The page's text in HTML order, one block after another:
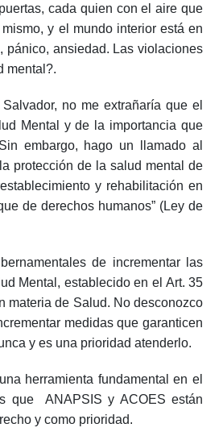
cada quien con el aire que
y el mundo interior está en
pánico, ansiedad. Las violaciones
mental?.
no me extrañaría que el
Mental y de la importancia que
embargo, hago un llamado al
protección de la salud mental de
y rehabilitación en
de derechos humanos” (Ley de
de incrementar las
Mental, establecido en el Art. 35
materia de Salud. No desconozco
medidas que garanticen
y es una prioridad atenderlo.
herramienta fundamental en el
que ANAPSIS y ACOES están
y como prioridad.